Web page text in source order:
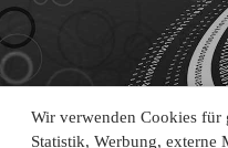
Wir verwenden Cookies für
Statistik, Werbung, externe